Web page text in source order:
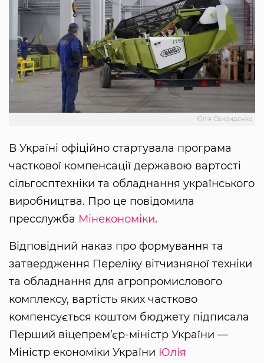
Юлія Свириденко
В Україні офіційно стартувала програма
часткової компенсації державою вартості
сільгосптехніки та обладнання українського
виробництва. Про це повідомила
пресслужба Мінекономіки.
Відповідний наказ про формування та
затвердження Переліку вітчизняної техніки
та обладнання для агропромислового
комплексу, вартість яких частково
компенсується коштом бюджету підписала
Перший віцепрем’єр-міністр України —
Міністр економіки України Юлія